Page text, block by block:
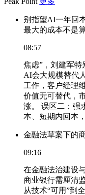
别指望AI一年回
最大的成本不是
08:57
焦虑”，刘建军特
AI会大规模替代
工作，客户经理
价值无可替代，
涨。 误区二：强
本、短期内回本
金融法草案下的
09:16
在金融法治建设
商业银行需厘清
从技术“可用”到